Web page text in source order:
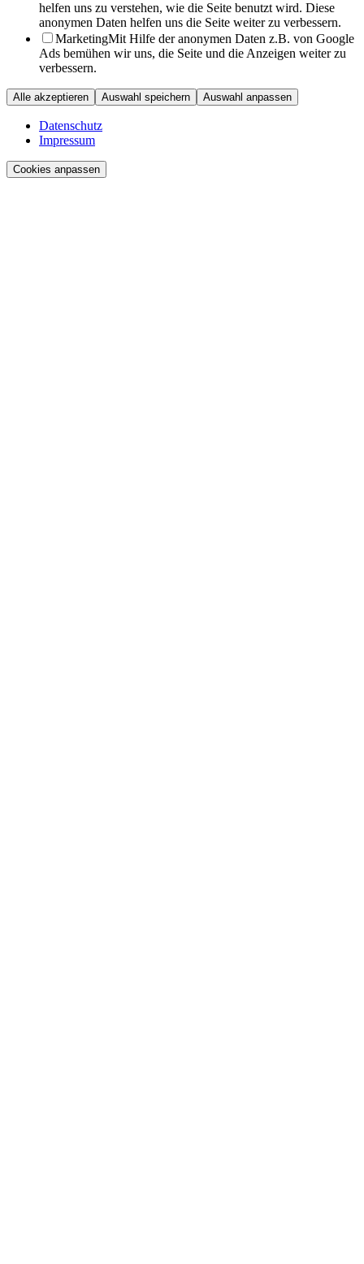
helfen uns zu verstehen, wie die Seite benutzt wird. Diese
anonymen Daten helfen uns die Seite weiter zu verbessern.
MarketingMit Hilfe der anonymen Daten z.B. von Google
Ads bemühen wir uns, die Seite und die Anzeigen weiter zu
verbessern.
Alle akzeptieren Auswahl speichern Auswahl anpassen
Datenschutz
Impressum
Cookies anpassen